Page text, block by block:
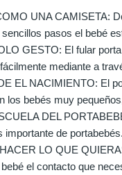
UNA CAMISETA:
pasos el bebé
GESTO: El fular
mediante a
EL NACIMIENTO: El
los bebés muy
DEL
importante de
LO QUE
el contacto que